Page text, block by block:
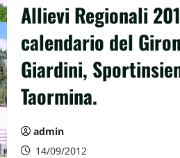
Allievi Regionali
calendario del
Giardini,
Taormina.
admin
14/09/2012